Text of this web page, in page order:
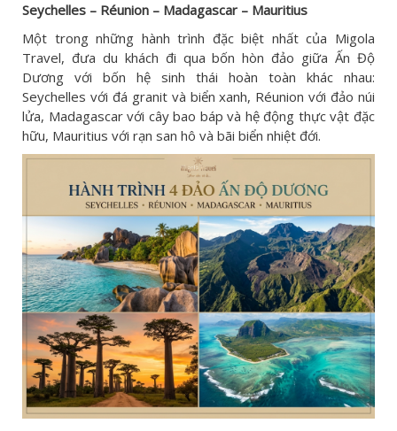
Seychelles – Réunion – Madagascar – Mauritius
Một trong những hành trình đặc biệt nhất của Migola
Travel, đưa du khách đi qua bốn hòn đảo giữa Ấn Độ
Dương với bốn hệ sinh thái hoàn toàn khác nhau:
Seychelles với đá granit và biển xanh, Réunion với đảo núi
lửa, Madagascar với cây bao báp và hệ động thực vật đặc
hữu, Mauritius với rạn san hô và bãi biển nhiệt đới.